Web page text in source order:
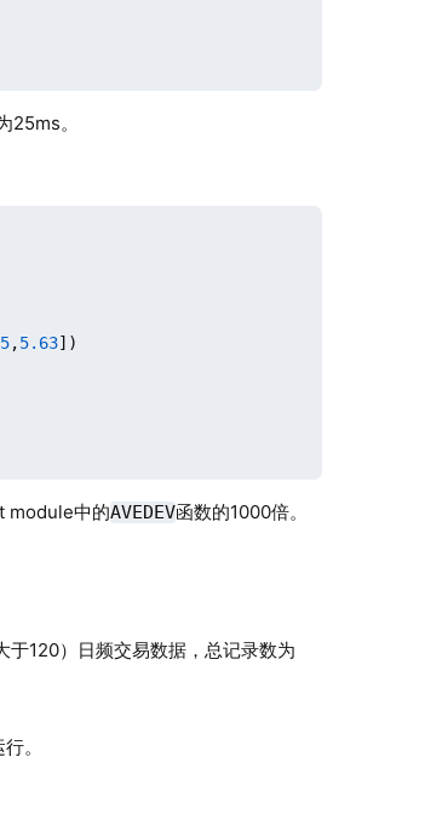
25ms。
,5.63])
module中的AVEDEV函数的1000倍。
120）日频交易数据，总记录数为
。